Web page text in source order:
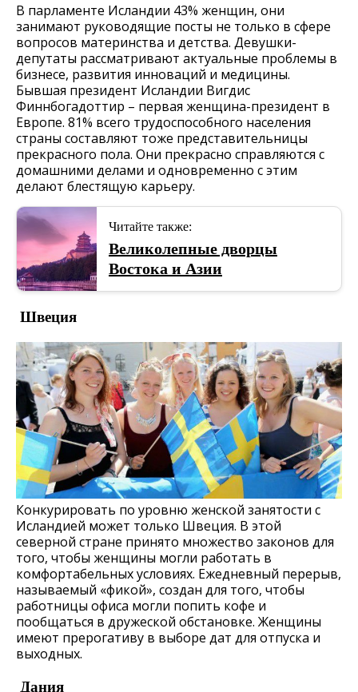
В парламенте Исландии 43% женщин, они
занимают руководящие посты не только в сфере
вопросов материнства и детства. Девушки-
депутаты рассматривают актуальные проблемы в
бизнесе, развития инноваций и медицины.
Бывшая президент Исландии Вигдис
Финнбогадоттир – первая женщина-президент в
Европе. 81% всего трудоспособного населения
страны составляют тоже представительницы
прекрасного пола. Они прекрасно справляются с
домашними делами и одновременно с этим
делают блестящую карьеру.
Читайте также:
Великолепные дворцы
Востока и Азии
Швеция
Конкурировать по уровню женской занятости с
Исландией может только Швеция. В этой
северной стране принято множество законов для
того, чтобы женщины могли работать в
комфортабельных условиях. Ежедневный перерыв,
называемый «фикой», создан для того, чтобы
работницы офиса могли попить кофе и
пообщаться в дружеской обстановке. Женщины
имеют прерогативу в выборе дат для отпуска и
выходных.
Дания